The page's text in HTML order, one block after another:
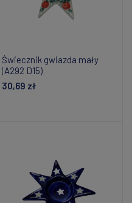
Świecznik gwiazda mały
(A292 D15)
30,69 zł